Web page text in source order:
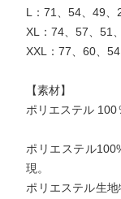
L：71、54、49、
XL：74、57、51
XXL：77、60、
【素材】
ポリエステル 100
ポリエステル
現。
ポリエステル生